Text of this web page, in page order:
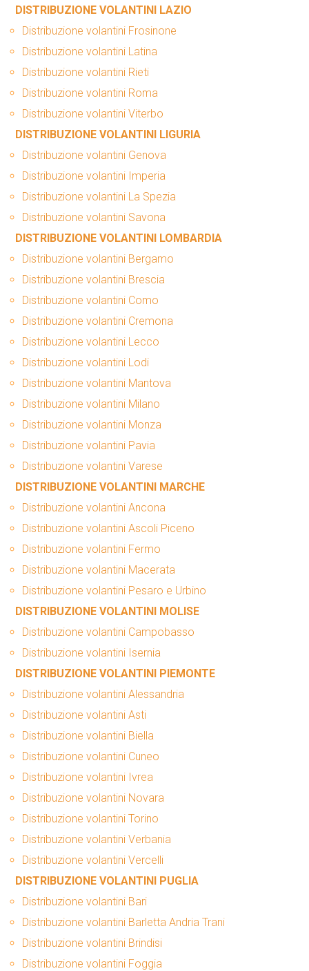
DISTRIBUZIONE VOLANTINI LAZIO
Distribuzione volantini Frosinone
Distribuzione volantini Latina
Distribuzione volantini Rieti
Distribuzione volantini Roma
Distribuzione volantini Viterbo
DISTRIBUZIONE VOLANTINI LIGURIA
Distribuzione volantini Genova
Distribuzione volantini Imperia
Distribuzione volantini La Spezia
Distribuzione volantini Savona
DISTRIBUZIONE VOLANTINI LOMBARDIA
Distribuzione volantini Bergamo
Distribuzione volantini Brescia
Distribuzione volantini Como
Distribuzione volantini Cremona
Distribuzione volantini Lecco
Distribuzione volantini Lodi
Distribuzione volantini Mantova
Distribuzione volantini Milano
Distribuzione volantini Monza
Distribuzione volantini Pavia
Distribuzione volantini Varese
DISTRIBUZIONE VOLANTINI MARCHE
Distribuzione volantini Ancona
Distribuzione volantini Ascoli Piceno
Distribuzione volantini Fermo
Distribuzione volantini Macerata
Distribuzione volantini Pesaro e Urbino
DISTRIBUZIONE VOLANTINI MOLISE
Distribuzione volantini Campobasso
Distribuzione volantini Isernia
DISTRIBUZIONE VOLANTINI PIEMONTE
Distribuzione volantini Alessandria
Distribuzione volantini Asti
Distribuzione volantini Biella
Distribuzione volantini Cuneo
Distribuzione volantini Ivrea
Distribuzione volantini Novara
Distribuzione volantini Torino
Distribuzione volantini Verbania
Distribuzione volantini Vercelli
DISTRIBUZIONE VOLANTINI PUGLIA
Distribuzione volantini Bari
Distribuzione volantini Barletta Andria Trani
Distribuzione volantini Brindisi
Distribuzione volantini Foggia